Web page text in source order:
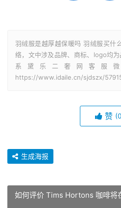
羽绒服是越厚越保暖吗 羽绒服买什
络，文中涉及品牌、商标、logo均
系黛乐二奢网客服微
https://www.idaile.cn/sjdszx/
赞
生成海报
如何评价 Tims Hortons 咖啡将